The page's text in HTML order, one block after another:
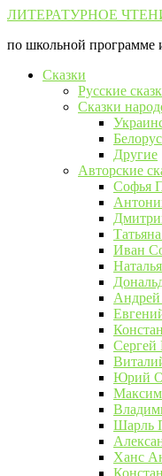
Перейти
контенту
ЛИТЕРАТУРНОЕ
по школьной программе
Сказки
Русские
Сказки
Другие
Авторские
Софья
Иван
Сергей
Юрий
Максим
Шарль
Ханс